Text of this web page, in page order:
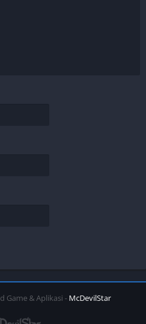
Game & Aplikasi - McDevilStar